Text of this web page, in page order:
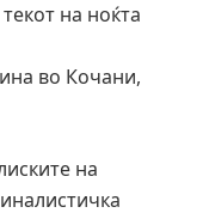
на ноќта
во Кочани,
на